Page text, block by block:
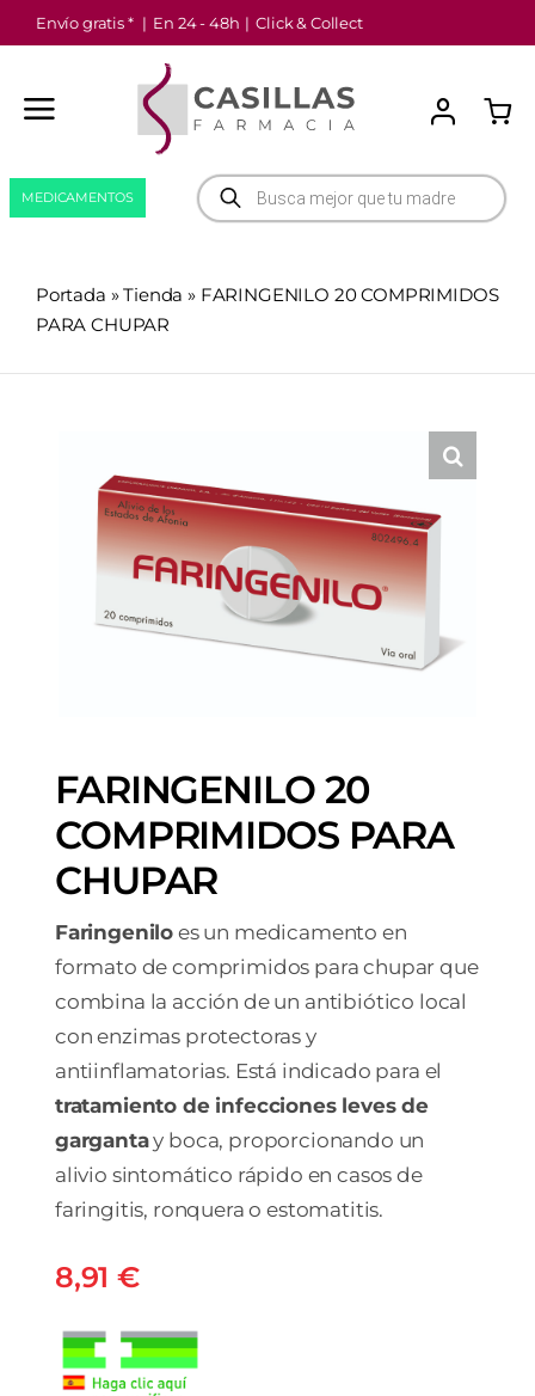
Saltar
al
Envío gratis * | En 24 - 48h | Click & Collect
Búsqueda
de
productos
MEDICAMENTOS
Portada »Tienda » FARINGENILO 20 COMPRIMIDOS
PARA CHUPAR
FARINGENILO 20
COMPRIMIDOS PARA
CHUPAR
Faringenilo es un medicamento en
formato de comprimidos para chupar que
combina la acción de un antibiótico local
con enzimas protectoras y
antiinflamatorias. Está indicado para el
tratamiento de infecciones leves de
gargantay boca, proporcionando un
alivio sintomático rápido en casos de
faringitis, ronquera o estomatitis.
8,91 €